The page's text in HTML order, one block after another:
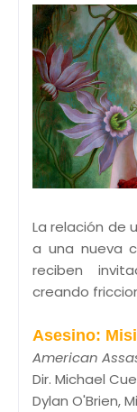
La relación de
a una nueva
reciben
creando
Asesino:
American
Dir. Michael
Dylan O'Brien,